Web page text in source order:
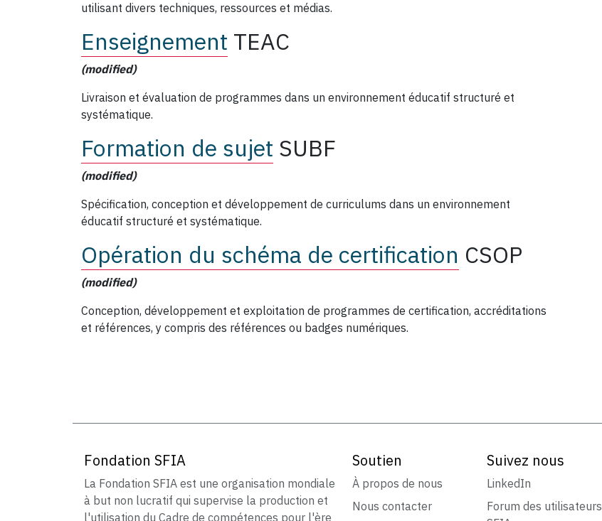
utilisant divers techniques, ressources et médias.
Enseignement TEAC
(modified)
Livraison et évaluation de programmes dans un environnement éducatif structuré et
systématique.
Formation de sujet SUBF
(modified)
Spécification, conception et développement de curriculums dans un environnement
éducatif structuré et systématique.
Opération du schéma de certification CSOP
(modified)
Conception, développement et exploitation de programmes de certification, accréditations
et références, y compris des références ou badges numériques.
Fondation SFIA
La Fondation SFIA est une organisation mondiale
à but non lucratif qui supervise la production et
l'utilisation du Cadre de compétences pour l'ère
Soutien
À propos de nous
Nous contacter
Suivez nous
LinkedIn
Forum des utilisateurs